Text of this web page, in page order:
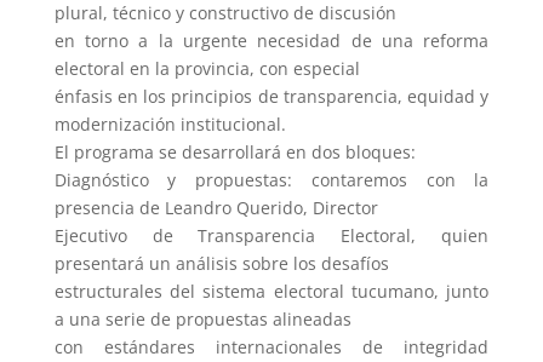
plural, técnico y constructivo de discusión
en torno a la urgente necesidad de una reforma
electoral en la provincia, con especial
énfasis en los principios de transparencia, equidad y
modernización institucional.
El programa se desarrollará en dos bloques:
Diagnóstico y propuestas: contaremos con la
presencia de Leandro Querido, Director
Ejecutivo de Transparencia Electoral, quien
presentará un análisis sobre los desafíos
estructurales del sistema electoral tucumano, junto
a una serie de propuestas alineadas
con estándares internacionales de integridad